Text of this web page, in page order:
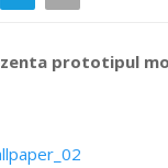
prototipul